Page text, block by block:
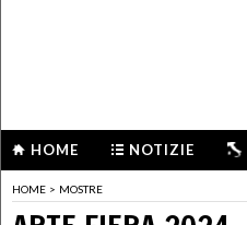
HOME NOTIZIE
HOME > MOSTRE